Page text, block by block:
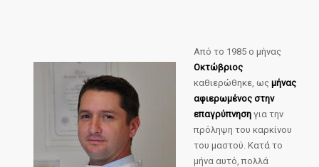
Από το 1985 ο μήνας
Οκτώβριος
καθιερώθηκε, ωςμήνας
αφιερωμένος στην
επαγρύπνηση για την
πρόληψη του καρκίνου
του μαστού. Κατά το
μήνα αυτό, πολλά